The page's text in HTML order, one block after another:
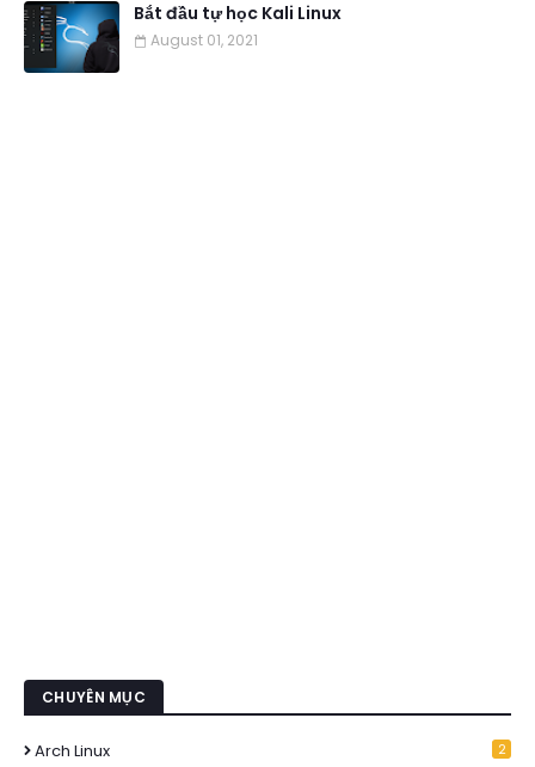
Bắt đầu tự học Kali Linux
August 01, 2021
CHUYÊN MỤC
Arch Linux 2